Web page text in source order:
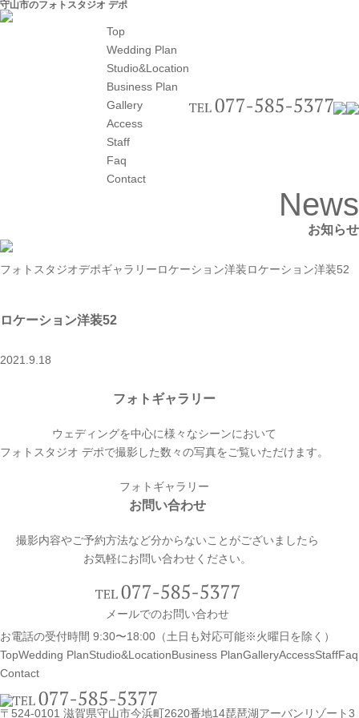
守山市のフォトスタジオ デポ
Top
Wedding Plan
Studio&Location
Business Plan
Gallery
Access
Staff
Faq
Contact
News
お知らせ
フォトスタジオデポギャラリーロケーション洋装ロケーション洋装52
ロケーション洋装52
2021.9.18
フォトギャラリー
ウェディングを中心に様々なシーンにおいて
フォトスタジオ デポで撮影した数々の写真をご覧いただけます。
フォトギャラリー
お問い合わせ
撮影内容やご予約方法など分からないことがございましたら
お気軽にお問い合わせください。
メールでのお問い合わせ
お電話の受付時間 9:30〜18:00（土日も対応可能※火曜日を除く）
TopWedding PlanStudio&LocationBusiness PlanGalleryAccessStaffFaq
Contact
〒524-0101 滋賀県守山市今浜町2620番地14琵琶湖アーバンリゾート3